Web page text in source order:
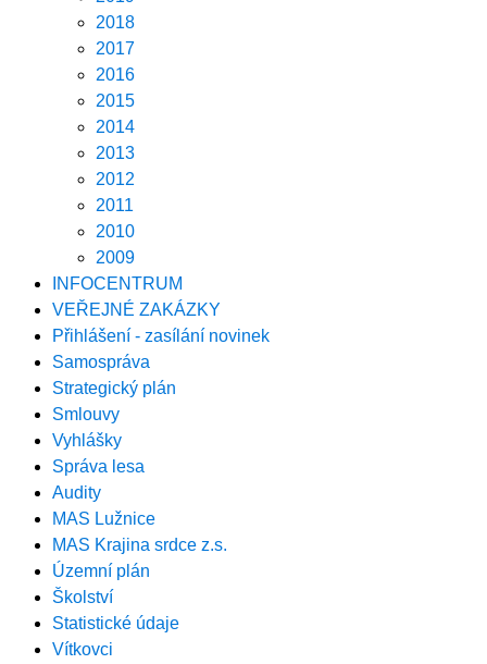
2018
2017
2016
2015
2014
2013
2012
2011
2010
2009
INFOCENTRUM
VEŘEJNÉ ZAKÁZKY
Přihlášení - zasílání novinek
Samospráva
Strategický plán
Smlouvy
Vyhlášky
Správa lesa
Audity
MAS Lužnice
MAS Krajina srdce z.s.
Územní plán
Školství
Statistické údaje
Vítkovci